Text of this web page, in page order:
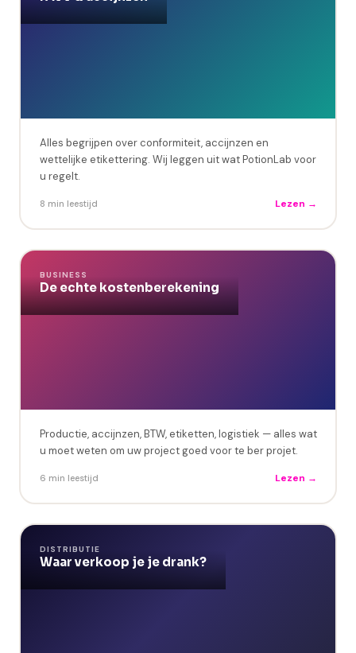
Alles begrijpen over conformiteit, accijnzen en
wettelijke etikettering. Wij leggen uit wat PotionLab voor
u regelt.
8 min leestijd Lezen →
BUSINESS
De echte kostenberekening
Productie, accijnzen, BTW, etiketten, logistiek — alles wat
u moet weten om uw project goed voor te ber projet.
6 min leestijd Lezen →
DISTRIBUTIE
Waar verkoop je je drank?